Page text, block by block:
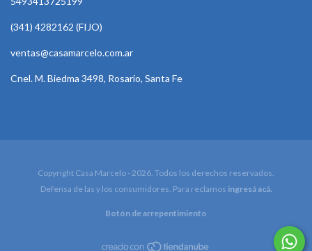
(341) 4282162 (FIJO)
ventas@casamarcelo.com.ar
Cnel. M. Biedma 3498, Rosario, Santa Fe
Copyright Casa Marcelo - 2026. Todos los derechos reservados.
Defensa de las y los consumidores. Para reclamos ingresá acá.
Botón de arrepentimiento